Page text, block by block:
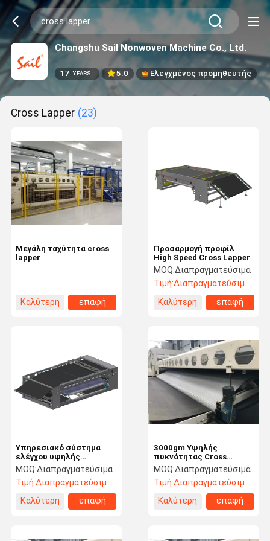
Changshu Sail Nonwoven Machine Co., Ltd.
17 YEARS 5.0 Ελεγχμένος προμηθευτής
Cross Lapper (23)
Μεγάλη ταχύτητα cross
lapper
Καλύτερη
επαφή
Προσαρμογή προφίλ
High Speed Cross Lapper
MOQ:Διαπραγματεύσιμα
Τιμή:Διαπραγματεύσιμος
Καλύτερη
επαφή
Υπηρεσιακό σύστημα
ελέγχου υψηλής
ταχύτητας
MOQ:Διαπραγματεύσιμα
Τιμή:Διαπραγματεύσιμος
Καλύτερη
επαφή
3000gm Υψηλής
πυκνότητας Cross
Lapper
MOQ:Διαπραγματεύσιμα
Τιμή:Διαπραγματεύσιμος
Καλύτερη
επαφή